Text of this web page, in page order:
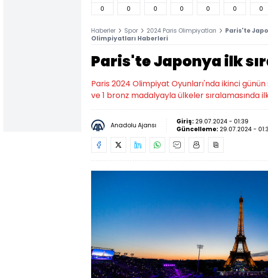
0 0 0 0 0 0 0
Haberler Spor 2024 Paris Olimpiyatları
Paris'te
Olimpiyatları Haberleri
Paris'te Japonya ilk
Paris 2024 Olimpiyat Oyunları'nda ikinci
ve 1 bronz madalyayla ülkeler sıralamasında
Anadolu Ajansı Giriş: 29.07.2024 - 01:39
Güncelleme: 29.07.2024 -